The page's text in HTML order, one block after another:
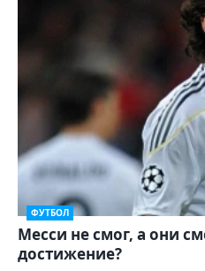
ФУТБОЛ
Месси не смог, а они
достижение?